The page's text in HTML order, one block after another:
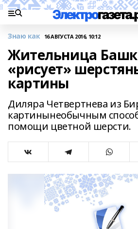
Знаю как 16 АВГУСТА 2016, 10:12
Жительница
«рисует»
картины
Диляра Четвертнева из
картинынеобычным
помощи цветной шерсти.